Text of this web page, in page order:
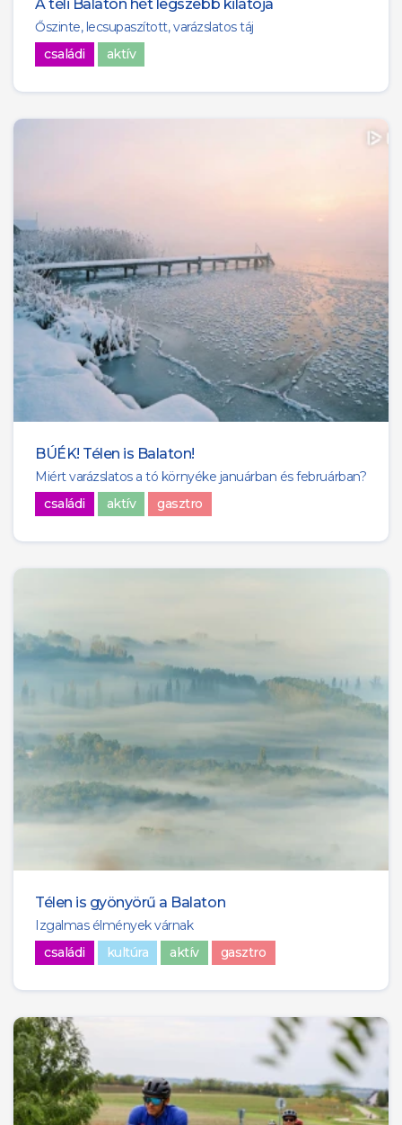
A téli Balaton hét legszebb kilátója
Őszinte, lecsupaszított, varázslatos táj
családi
aktív
BÚÉK! Télen is Balaton!
Miért varázslatos a tó környéke januárban és februárban?
családi
aktív gasztro
Télen is gyönyörű a Balaton
Izgalmas élmények várnak
családi
kultúra aktív gasztro